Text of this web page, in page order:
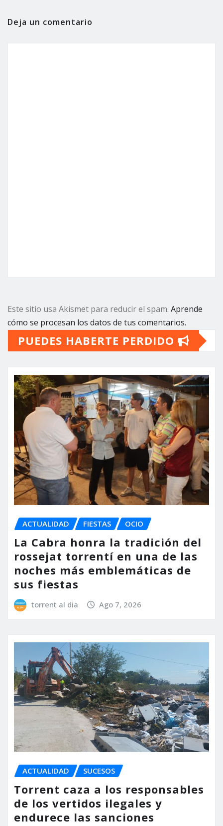
Deja un comentario
Este sitio usa Akismet para reducir el spam. Aprende
cómo se procesan los datos de tus comentarios.
PUEDES HABERTE PERDIDO
ACTUALIDAD FIESTAS OCIO
La Cabra honra la tradición del
rossejat torrentí en una de las
noches más emblemáticas de
sus fiestas
torrent al dia Ago 7, 2026
ACTUALIDAD SUCESOS
Torrent caza a los responsables
de los vertidos ilegales y
endurece las sanciones